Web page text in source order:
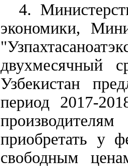
4.
экономики,
двухмесячный
Узбекистан
период 2017-
приобретать у
свободным